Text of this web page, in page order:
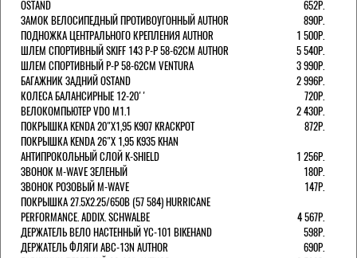
OSTAND
652Р.
ЗАМОК ВЕЛОСИПЕДНЫЙ ПРОТИВОУГОННЫЙ AUTHOR
890Р.
ПОДНОЖКА ЦЕНТРАЛЬНОГО КРЕПЛЕНИЯ AUTHOR
1 500Р.
ШЛЕМ СПОРТИВНЫЙ SKIFF 143 Р-Р 58-62СМ AUTHOR
5 540Р.
ШЛЕМ СПОРТИВНЫЙ Р-Р 58-62СМ VENTURA
3 990Р.
БАГАЖНИК ЗАДНИЙ OSTAND
2 996Р.
КОЛЕСА БАЛАНСИРНЫЕ 12-20''
720Р.
ВЕЛОКОМПЬЮТЕР VDO M1.1
2 430Р.
ПОКРЫШКА KENDA 20"Х1,95 K907 KRACKPOT
872Р.
ПОКРЫШКА KENDA 26"Х 1,95 K935 KHAN
АНТИПРОКОЛЬНЫЙ СЛОЙ K-SHIELD
1 256Р.
ЗВОНОК M-WAVE ЗЕЛЕНЫЙ
180Р.
ЗВОНОК РОЗОВЫЙ M-WAVE
147Р.
ПОКРЫШКА 27.5X2.25/650B (57 584) HURRICANE
PERFORMANCE. ADDIX. SCHWALBE
4 567Р.
ДЕРЖАТЕЛЬ ВЕЛО НАСТЕННЫЙ YC-101 BIKEHAND
598Р.
ДЕРЖАТЕЛЬ ФЛЯГИ ABC-13N AUTHOR
690Р.